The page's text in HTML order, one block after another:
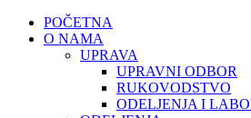
POČETNA
O NAMA
UPRAVA
UPRAVNI ODBOR
RUKOVODSTVO
ODELJENJA I